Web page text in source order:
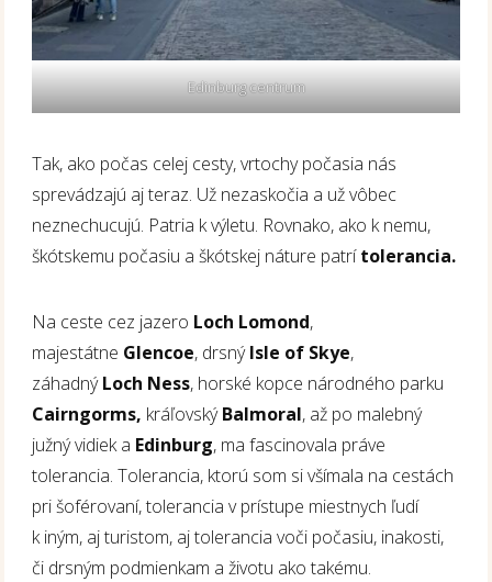
Edinburg centrum
Tak, ako počas celej cesty, vrtochy počasia nás
sprevádzajú aj teraz. Už nezaskočia a už vôbec
neznechucujú. Patria k výletu. Rovnako, ako k nemu,
škótskemu počasiu a škótskej náture patrítolerancia.
Na ceste cez jazero Loch Lomond,
majestátne Glencoe, drsnýIsle of Skye,
záhadnýLoch Ness, horské kopce národného parku
Cairngorms, kráľovskýBalmoral, až po malebný
južný vidiek a Edinburg, ma fascinovala práve
tolerancia. Tolerancia, ktorú som si všímala na cestách
pri šoférovaní, tolerancia v prístupe miestnych ľudí
k iným, aj turistom, aj tolerancia voči počasiu, inakosti,
či drsným podmienkam a životu ako takému.